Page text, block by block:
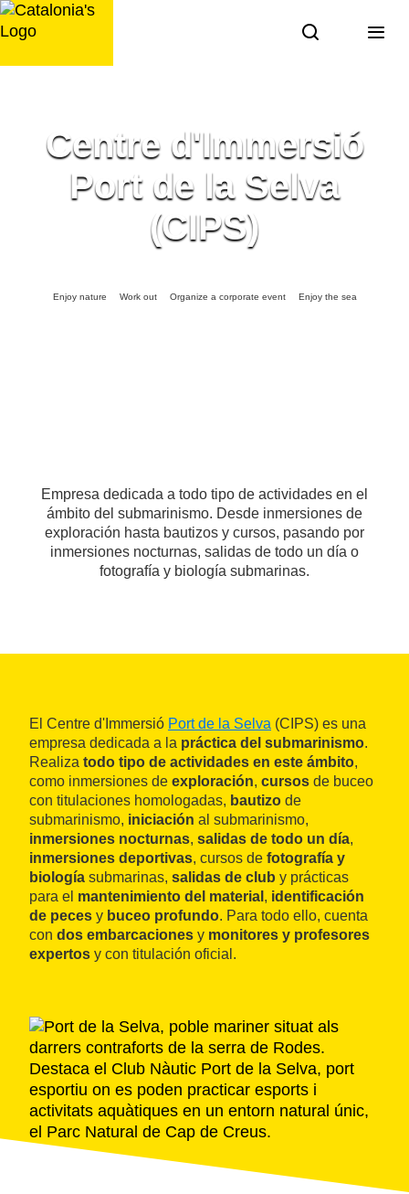
Skip
to
Centre d'Immersió
Port de la Selva
(CIPS)
Enjoy nature Work out Organize a corporate event Enjoy the sea
Empresa dedicada a todo tipo de actividades en el
ámbito del submarinismo. Desde inmersiones de
exploración hasta bautizos y cursos, pasando por
inmersiones nocturnas, salidas de todo un día o
fotografía y biología submarinas.
El Centre d'Immersió Port de la Selva (CIPS) es una
empresa dedicada a la práctica del submarinismo.
Realiza todo tipo de actividades en este ámbito,
como inmersiones de exploración, cursos de buceo
con titulaciones homologadas, bautizo de
submarinismo, iniciación al submarinismo,
inmersiones nocturnas, salidas de todo un día,
inmersiones deportivas, cursos de fotografía y
biología submarinas, salidas de club y prácticas
para el mantenimiento del material , identificación
de peces y buceo profundo. Para todo ello, cuenta
con dos embarcaciones y monitores y profesores
expertos y con titulación oficial.